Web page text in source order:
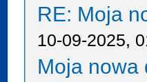
RE: Moja
10-09-2025,
Moja nowa